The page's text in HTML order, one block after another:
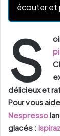
écouter et
S
délicieux et
Pour vous
Nespresso
glacés :